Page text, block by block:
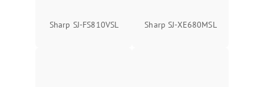
Sharp SJ-FS810VSL Sharp SJ-XE680MSL